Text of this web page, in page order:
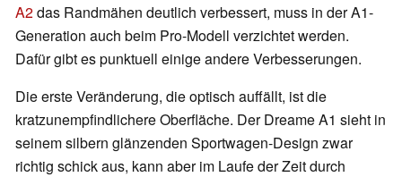
A2das Randmähen deutlich verbessert, muss in der A1-
Generation auch beim Pro-Modell verzichtet werden.
Dafür gibt es punktuell einige andere Verbesserungen.
Die erste Veränderung, die optisch auffällt, ist die
kratzunempfindlichere Oberfläche. Der Dreame A1 sieht in
seinem silbern glänzenden Sportwagen-Design zwar
richtig schick aus, kann aber im Laufe der Zeit durch